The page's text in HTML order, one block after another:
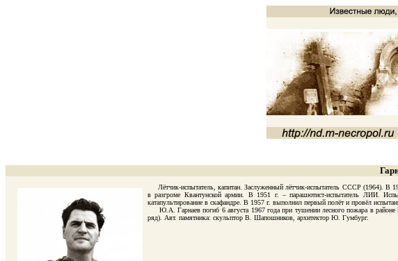
Лётчик-испытатель, капитан. Заслуженный лётчик-испытатель СССР (1964). В
в разгроме Квантунской армии. В 1951 г. – парашютист-испытатель ЛИИ.
катапультирование в скафандре. В 1957 г. выполнил первый полёт и провёл
Ю.А. Гарнаев погиб 6 августа 1967 года при тушении лесного пожара в
ряд). Авт. памятника: скульптор В. Шапошников, архитектор Ю. Гумбург.